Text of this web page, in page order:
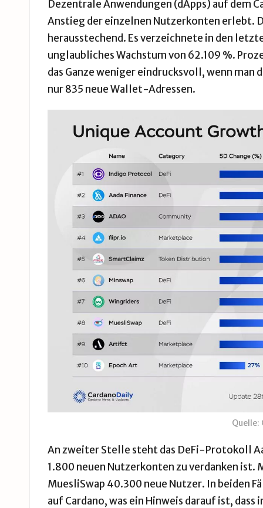
Dezentrale Anwendungen (dApps) auf dem
Anstieg der einzelnen Nutzerkonten erlebt.
herausstechend. Es verzeichnete in den
unglaubliches Wachstum von 62.109 %.
das Ganze weniger eindrucksvoll, wenn
nur 835 neue Wallet-Adressen.
Quelle:
An zweiter Stelle steht das DeFi-Protokoll
1.800 neuen Nutzerkonten zu verdanken
MuesliSwap 40.300 neue Nutzer. In beiden
auf Cardano, was ein Hinweis darauf ist,